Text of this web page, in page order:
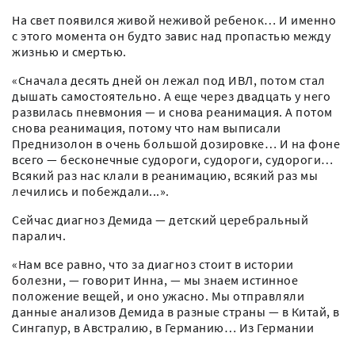
На свет появился живой неживой ребенок… И именно
с этого момента он будто завис над пропастью между
жизнью и смертью.
«Сначала десять дней он лежал под ИВЛ, потом стал
дышать самостоятельно. А еще через двадцать у него
развилась пневмония — и снова реанимация. А потом
снова реанимация, потому что нам выписали
Преднизолон в очень большой дозировке… И на фоне
всего — бесконечные судороги, судороги, судороги…
Всякий раз нас клали в реанимацию, всякий раз мы
лечились и побеждали...».
Сейчас диагноз Демида — детский церебральный
паралич.
«Нам все равно, что за диагноз стоит в истории
болезни, — говорит Инна, — мы знаем истинное
положение вещей, и оно ужасно. Мы отправляли
данные анализов Демида в разные страны — в Китай, в
Сингапур, в Австралию, в Германию… Из Германии